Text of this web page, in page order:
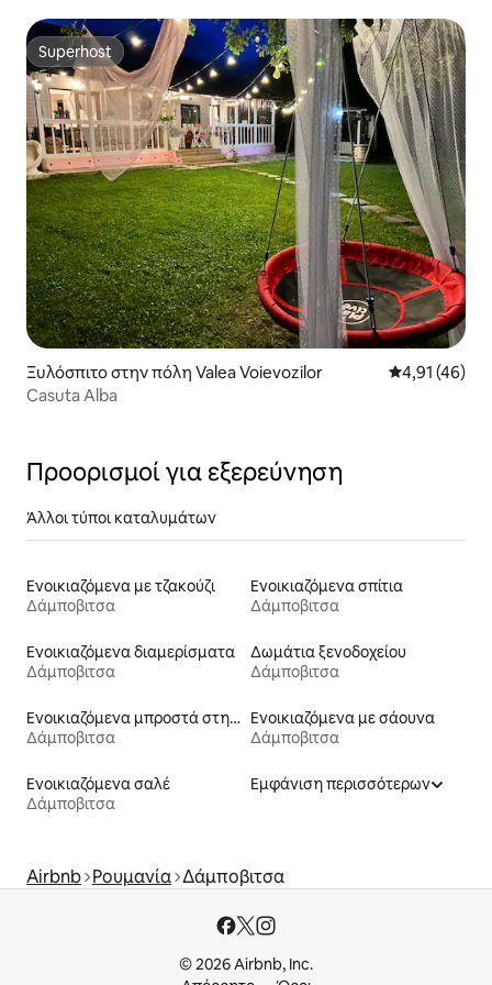
Superhost
Superhost
Ξυλόσπιτο στην πόλη Valea Voievozilor Μέση
4,91 (46)
Casuta Alba
Προορισμοί για εξερεύνηση
Άλλοι τύποι καταλυμάτων
Ενοικιαζόμενα με τζακούζι
Δάμποβιτσα
Ενοικιαζόμενα σπίτια
Δάμποβιτσα
Ενοικιαζόμενα διαμερίσματα
Δάμποβιτσα
Δωμάτια ξενοδοχείου
Δάμποβιτσα
Ενοικιαζόμενα μπροστά στη θάλασσα
Δάμποβιτσα
Ενοικιαζόμενα με σάουνα
Δάμποβιτσα
Ενοικιαζόμενα σαλέ
Δάμποβιτσα
Εμφάνιση περισσότερων
Airbnb Ρουμανία Δάμποβιτσα
© 2026 Airbnb, Inc.